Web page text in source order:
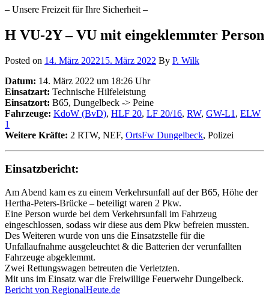
– Unsere Freizeit für Ihre Sicherheit –
H VU-2Y – VU mit eingeklemmter Person
Posted on 14. März 202215. März 2022 By P. Wilk
Datum: 14. März 2022 um 18:26 Uhr
Einsatzart: Technische Hilfeleistung
Einsatzort: B65, Dungelbeck -> Peine
Fahrzeuge: KdoW (BvD), HLF 20, LF 20/16, RW, GW-L1 , ELW
1
Weitere Kräfte: 2 RTW, NEF, OrtsFw Dungelbeck, Polizei
Einsatzbericht:
Am Abend kam es zu einem Verkehrsunfall auf der B65, Höhe der
Hertha-Peters-Brücke – beteiligt waren 2 Pkw.
Eine Person wurde bei dem Verkehrsunfall im Fahrzeug
eingeschlossen, sodass wir diese aus dem Pkw befreien mussten.
Des Weiteren wurde von uns die Einsatzstelle für die
Unfallaufnahme ausgeleuchtet & die Batterien der verunfallten
Fahrzeuge abgeklemmt.
Zwei Rettungswagen betreuten die Verletzten.
Mit uns im Einsatz war die Freiwillige Feuerwehr Dungelbeck.
Bericht von RegionalHeute.de